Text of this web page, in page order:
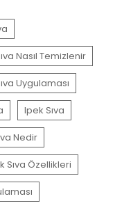
Nasıl Temizlenir
Uygulaması
Ipek Sıva
Nedir
Sıva Özellikleri